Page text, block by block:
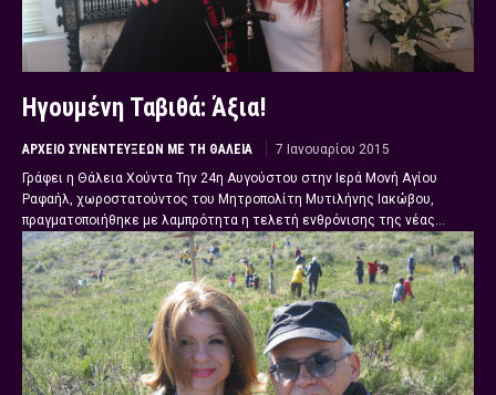
Ηγουμένη Ταβιθά: Άξια!
ΑΡΧΕΊΟ ΣΥΝΕΝΤΕΎΞΕΩΝ ΜΕ ΤΗ ΘΆΛΕΙΑ
7 Ιανουαρίου 2015
Γράφει η Θάλεια Χούντα Την 24η Αυγούστου στην Ιερά Μονή Αγίου
Ραφαήλ, χωροστατούντος του Μητροπολίτη Μυτιλήνης Ιακώβου,
πραγματοποιήθηκε με λαμπρότητα η τελετή ενθρόνισης της νέας...